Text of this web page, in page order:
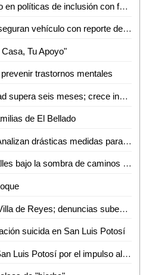
Soledad reafirma liderazgo en políticas de inclusión con feria nacional del empleo 2026
Agentes investigadores aseguran vehículo con reporte de robo en Tamazunchale
Tu Apoyo"
trastornos mentales
Huelga en Monte de Piedad supera seis meses; crece incertidumbre por prendas empeñadas
de El Bellado
¿Multas en el Tantocob? Analizan drásticas medidas para cuidar áreas verdes
Fiestas ancestrales en Valles bajo la sombra de caminos destrozados
Crece la delincuencia en Villa de Reyes; denuncias suben 33% en un año
suicida en San Luis Potosí
Crece oferta hotelera en San Luis Potosí por el impulso al turismo de Ricardo Gallardo